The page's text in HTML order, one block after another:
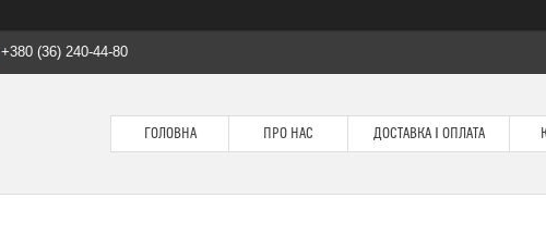
+380 (36) 240-44-80
ГОЛОВНА ПРО НАС ДОСТАВКА І ОПЛАТА